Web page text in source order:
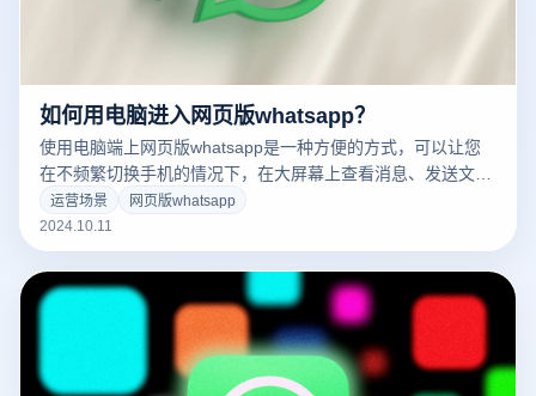
如何用电脑进入网页版whatsapp？
使用电脑端上网页版whatsapp是一种方便的方式，可以让您
在不频繁切换手机的情况下，在大屏幕上查看消息、发送文件
或与多个联系人聊天。只需通过简单的二维码扫描操作，即可
将手机上的whatsapp与计算机同步，无论是日常沟通还是工
作管理，都可以在计算机上高效完成。本文将详细介绍如何使
用计算机进入whatsapp的网页版本，以帮助您快速开始。
运营场景
网页版whatsapp
2024.10.11